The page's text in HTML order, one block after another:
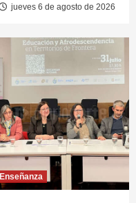
jueves 6 de agosto de 2026
Enseñanza